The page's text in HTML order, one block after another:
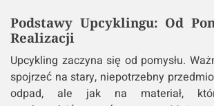
Podstawy Upcyklingu: Od
Realizacji
Upcykling zaczyna się od pomysłu.
spojrzeć na stary, niepotrzebny
odpad, ale jak na materiał,